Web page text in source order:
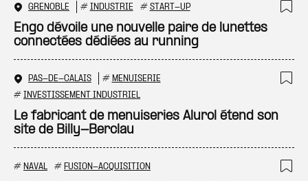
GRENOBLE # INDUSTRIE # START-UP
Engo dévoile une nouvelle paire de lunettes
connectées dédiées au running
PAS-DE-CALAIS # MENUISERIE
# INVESTISSEMENT INDUSTRIEL
Le fabricant de menuiseries Alurol étend son
site de Billy-Berclau
# NAVAL # FUSION-ACQUISITION